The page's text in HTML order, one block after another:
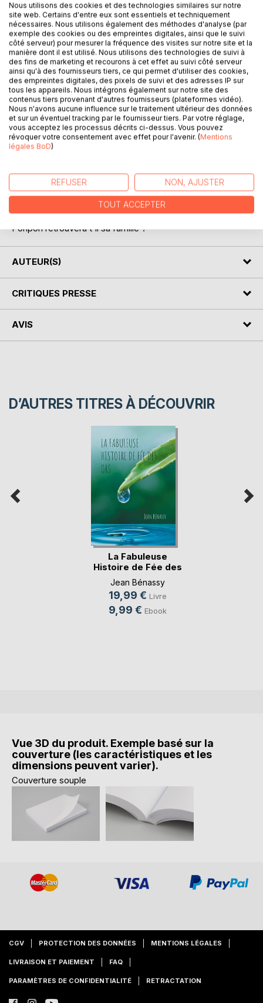
DESCRIPTION
Makalibus, le mage, de retour au château, informe la Fée
des Ors des risques d'une attaque prochaine par une
armée de mercenaires venant du nord, menée par leurs
terribles chefs Kastamine et Poustaclack.
Une risposte est immédiatement mise en place par
Aguénaël et l'enchanteur pour faire face aux envahisseurs
et protéger tous les pensionnaires, mais ils ne pourront pas
empêcher l'invasion.
Une guerre secrète va éclater entre les envahisseurs et
tous les membres du château mettant en cause les plus
Une aventure palpitante jusqu'à la fin du tome 4 qui
emmenera nos héros à découvrir un étrange nouveau
monde peuplé de créatures inquiétantes et aussi
merveilleuses.
Ponpon retrouvera t'il sa famille ?
AUTEUR(S)
CRITIQUES PRESSE
AVIS
D’AUTRES TITRES À DÉCOUVRIR
La Fabuleuse
Histoire de Fée des
Ors
Jean Bénassy
19,99 € Livre
9,99 € Ebook
Vue 3D du produit. Exemple basé sur la
couverture (les caractéristiques et les
dimensions peuvent varier).
Couverture souple
CGV PROTECTION DES DONNÉES MENTIONS LÉGALES
LIVRAISON ET PAIEMENT FAQ
PARAMÈTRES DE CONFIDENTIALITÉ RETRACTATION
Nous utilisons des cookies et des technologies similaires sur notre
site web. Certains d'entre eux sont essentiels et techniquement
nécessaires. Nous utilisons également des méthodes d'analyse (par
exemple des cookies ou des empreintes digitales, ainsi que le suivi
côté serveur) pour mesurer la fréquence des visites sur notre site et la
manière dont il est utilisé. Nous utilisons des technologies de suivi à
des fins de marketing et recourons à cet effet au suivi côté serveur
ainsi qu'à des fournisseurs tiers, ce qui permet d'utiliser des cookies,
des empreintes digitales, des pixels de suivi et des adresses IP sur
tous les appareils. Nous intégrons également sur notre site des
contenus tiers provenant d'autres fournisseurs (plateformes vidéo).
Nous n'avons aucune influence sur le traitement ultérieur des données
et sur un éventuel tracking par le fournisseur tiers. Par votre réglage,
vous acceptez les processus décrits ci-dessus. Vous pouvez
révoquer votre consentement avec effet pour l'avenir. (Mentions
légales BoD)
REFUSER NON, AJUSTER
TOUT ACCEPTER